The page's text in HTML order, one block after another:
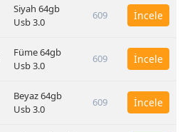
Siyah 64gb
Usb 3.0
609 İncele
Füme 64gb
Usb 3.0
609 İncele
Beyaz 64gb
Usb 3.0
609 İncele